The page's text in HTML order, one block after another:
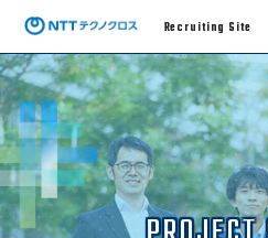
Recruiting Site